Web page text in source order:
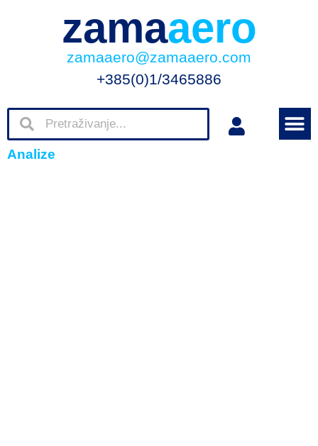
zamaaero
zamaaero@zamaaero.com
+385(0)1/3465886
Analize